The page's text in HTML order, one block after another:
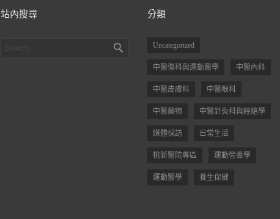
站內搜尋 分類
Uncategorized
中醫傷科與運動醫學 中醫內科
中醫皮膚科 中醫眼科
中醫藥物 中醫針灸科與經絡學
媒體採訪 日常生活
桃新醫院專區 運動營養學
運動醫學 養生保健